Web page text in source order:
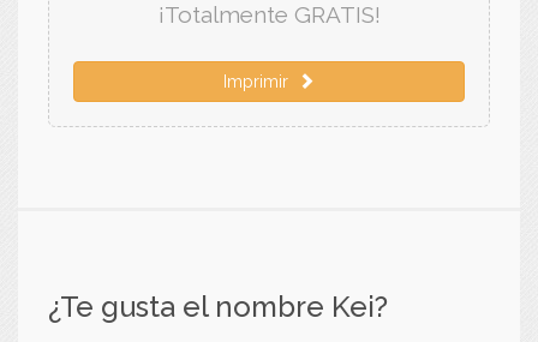
¡Totalmente GRATIS!
Imprimir
¿Te gusta el nombre Kei?